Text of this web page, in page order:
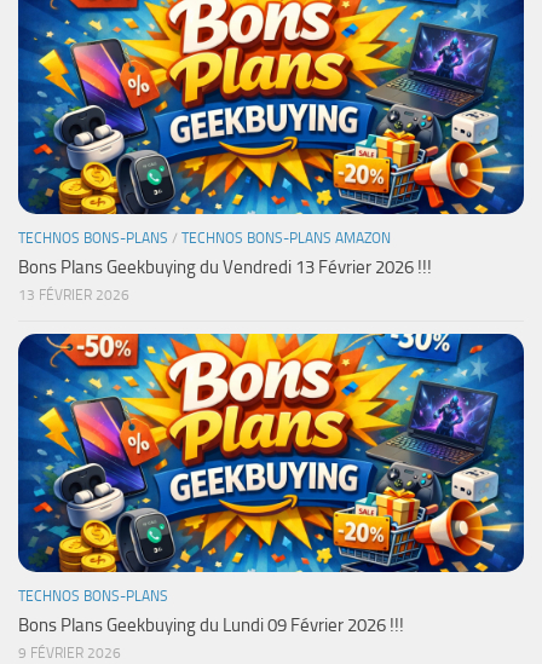
TECHNOS BONS-PLANS / TECHNOS BONS-PLANS AMAZON
Bons Plans Geekbuying du Vendredi 13 Février 2026 !!!
13 FÉVRIER 2026
TECHNOS BONS-PLANS
Bons Plans Geekbuying du Lundi 09 Février 2026 !!!
9 FÉVRIER 2026